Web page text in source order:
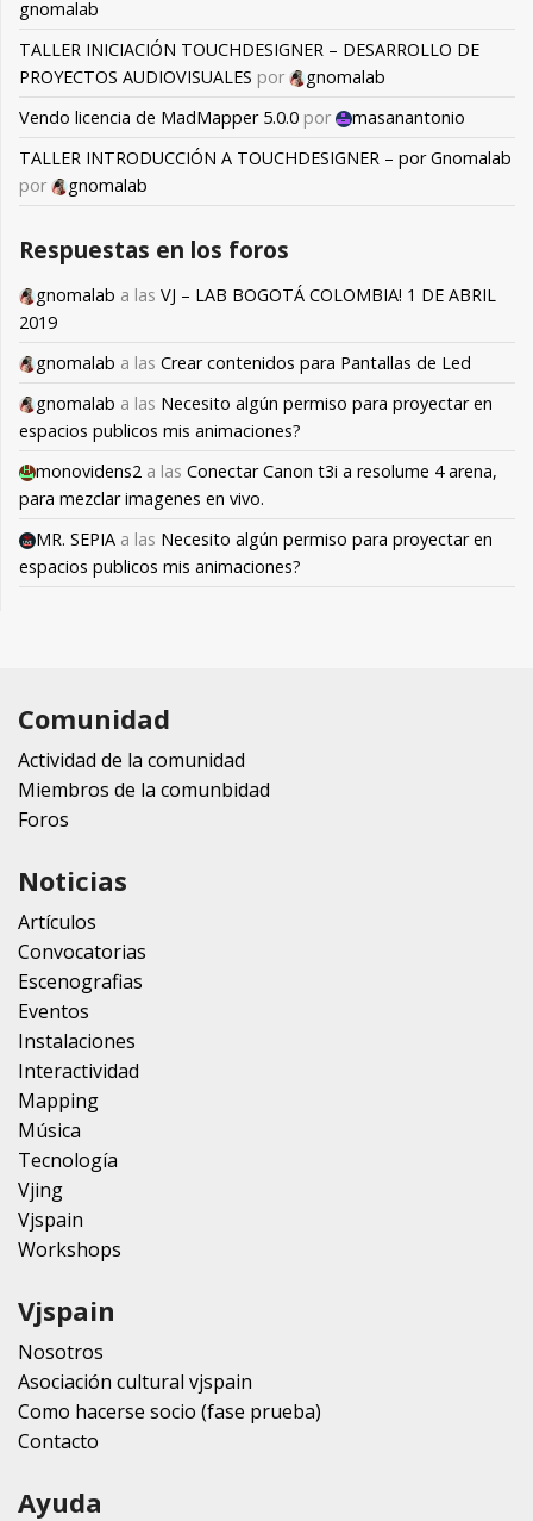
gnomalab
TALLER INICIACIÓN TOUCHDESIGNER – DESARROLLO DE
PROYECTOS AUDIOVISUALES por
gnomalab
Vendo licencia de MadMapper 5.0.0 por
masanantonio
TALLER INTRODUCCIÓN A TOUCHDESIGNER – por Gnomalab
por
gnomalab
Respuestas en los foros
gnomalab a las VJ – LAB BOGOTÁ COLOMBIA! 1 DE ABRIL
2019
gnomalab a las Crear contenidos para Pantallas de Led
gnomalab a las Necesito algún permiso para proyectar en
espacios publicos mis animaciones?
monovidens2 a las Conectar Canon t3i a resolume 4 arena,
para mezclar imagenes en vivo.
MR. SEPIA a las Necesito algún permiso para proyectar en
espacios publicos mis animaciones?
Comunidad
Actividad de la comunidad
Miembros de la comunbidad
Foros
Noticias
Artículos
Convocatorias
Escenografias
Eventos
Instalaciones
Interactividad
Mapping
Música
Tecnología
Vjing
Vjspain
Workshops
Vjspain
Nosotros
Asociación cultural vjspain
Como hacerse socio (fase prueba)
Contacto
Ayuda